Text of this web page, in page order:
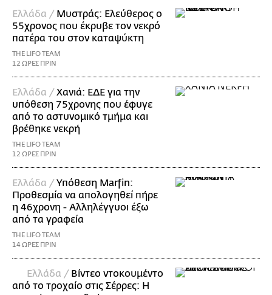
Ελλάδα / Μυστράς: Ελεύθερος ο
55χρονος που έκρυβε τον νεκρό
πατέρα του στον καταψύκτη
THE LIFO TEAM
12 ΩΡΕΣ ΠΡΙΝ
Ελλάδα /Χανιά: ΕΔΕ για την
υπόθεση 75χρονης που έφυγε
από το αστυνομικό τμήμα και
βρέθηκε νεκρή
THE LIFO TEAM
12 ΩΡΕΣ ΠΡΙΝ
Ελλάδα /Υπόθεση Marfin:
Προθεσμία να απολογηθεί πήρε
η 46χρονη - Αλληλέγγυοι έξω
από τα γραφεία
THE LIFO TEAM
14 ΩΡΕΣ ΠΡΙΝ
Ελλάδα / Βίντεο ντοκουμέντο
από το τροχαίο στις Σέρρες: Η